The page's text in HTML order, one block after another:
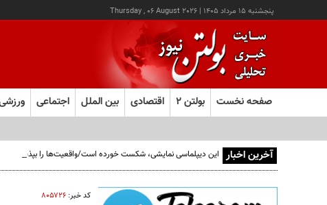
پنجشنبه ۱۵ مرداد ۱۴۰۵ |
Thursday , 06 August 2026
صفحه نخست بولتن ۲ اقتصادی بین الملل اجتماعی
آخرین اخبار این دیپلماسی نمایشی، شکست خورده است/واقعیت‌ها را بپذیرید و به
کد خبر: ۸۰۵۷۲۶